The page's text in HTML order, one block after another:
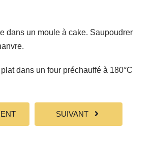
dans un moule à cake. Saupoudrer
dans un four préchauffé à 180°C
SUIVANT